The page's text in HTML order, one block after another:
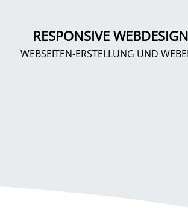
RESPONSIVE
WEBSEITEN-ERSTELLUNG UND